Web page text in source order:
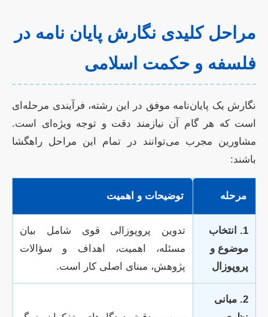
مراحل کلیدی نگارش پایان نامه در
فلسفه و حکمت اسلامی
نگارش یک پایان‌نامه موفق در این رشته، فرآیندی مرحله‌ای
است که هر گام آن نیازمند دقت و توجه ویژه‌ای است.
مشاورین مجرب می‌توانند در تمام این مراحل راهگشا
باشند:
مرحله توضیحات و اهمیت
1. انتخاب
موضوع و
پروپوزال
تدوین پروپوزالی قوی شامل بیان
مسئله، اهمیت، اهداف و سؤالات
پژوهش، مبنای اصلی کار است.
2. مبانی